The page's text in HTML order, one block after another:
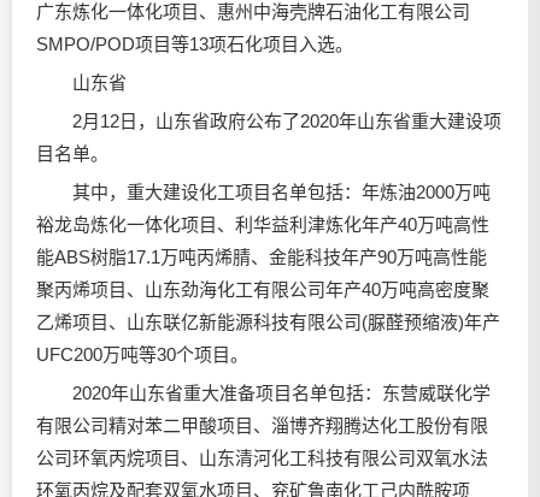
广东炼化一体化项目、惠州中海壳牌石油化工有限公司
SMPO/POD项目等13项石化项目入选。
山东省
2月12日，山东省政府公布了2020年山东省重大建设项
目名单。
其中，重大建设化工项目名单包括：年炼油2000万吨
裕龙岛炼化一体化项目、利华益利津炼化年产40万吨高性
能ABS树脂17.1万吨丙烯腈、金能科技年产90万吨高性能
聚丙烯项目、山东劲海化工有限公司年产40万吨高密度聚
乙烯项目、山东联亿新能源科技有限公司(脲醛预缩液)年产
UFC200万吨等30个项目。
2020年山东省重大准备项目名单包括：东营威联化学
有限公司精对苯二甲酸项目、淄博齐翔腾达化工股份有限
公司环氧丙烷项目、山东清河化工科技有限公司双氧水法
环氧丙烷及配套双氧水项目、兖矿鲁南化工己内酰胺项